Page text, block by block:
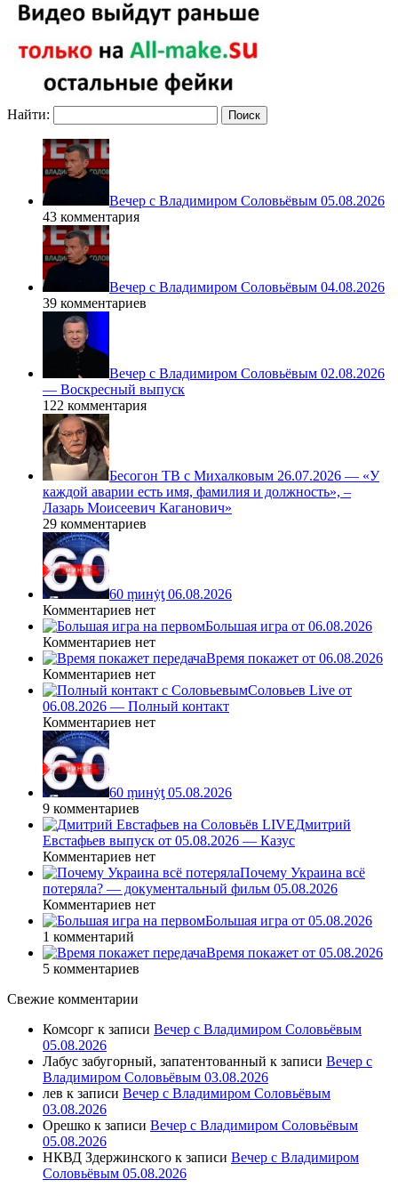
Найти:
Вечер с Владимиром Соловьёвым 05.08.2026
43 комментария
Вечер с Владимиром Соловьёвым 04.08.2026
39 комментариев
Вечер с Владимиром Соловьёвым 02.08.2026
— Воскресный выпуск
122 комментария
Бесогон ТВ с Михалковым 26.07.2026 — «У
каждой аварии есть имя, фамилия и должность», –
Лазарь Моисеевич Каганович»
29 комментариев
60 ṃинẏƫ 06.08.2026
Комментариев нет
Большая игра от 06.08.2026
Комментариев нет
Время покажет от 06.08.2026
Комментариев нет
Соловьев Live от
06.08.2026 — Полный контакт
Комментариев нет
60 ṃинẏƫ 05.08.2026
9 комментариев
Дмитрий
Евстафьев выпуск от 05.08.2026 — Казус
Комментариев нет
Почему Украина всё
потеряла? — документальный фильм 05.08.2026
Комментариев нет
Большая игра от 05.08.2026
1 комментарий
Время покажет от 05.08.2026
5 комментариев
Свежие комментарии
Комсорг к записи Вечер с Владимиром Соловьёвым
05.08.2026
Лабус забугорный, запатентованный к записи Вечер с
Владимиром Соловьёвым 03.08.2026
лев к записи Вечер с Владимиром Соловьёвым
03.08.2026
Орешко к записи Вечер с Владимиром Соловьёвым
05.08.2026
НКВД Здержинского к записи Вечер с Владимиром
Соловьёвым 05.08.2026